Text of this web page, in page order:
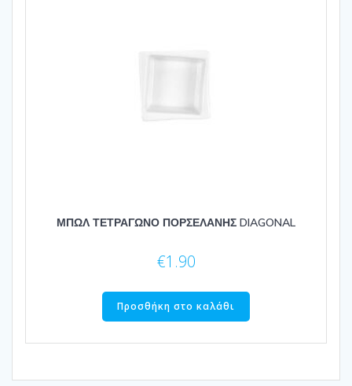
ΜΠΩΛ ΤΕΤΡΑΓΩΝΟ ΠΟΡΣΕΛΑΝΗΣ DIAGONAL
€1.90
Προσθήκη στο καλάθι